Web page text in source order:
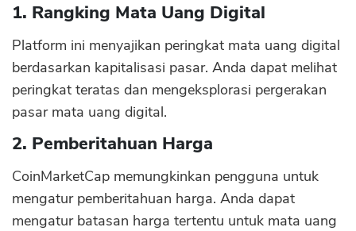
1. Rangking Mata Uang Digital
Platform ini menyajikan peringkat mata uang digital
berdasarkan kapitalisasi pasar. Anda dapat melihat
peringkat teratas dan mengeksplorasi pergerakan
pasar mata uang digital.
2. Pemberitahuan Harga
CoinMarketCap memungkinkan pengguna untuk
mengatur pemberitahuan harga. Anda dapat
mengatur batasan harga tertentu untuk mata uang